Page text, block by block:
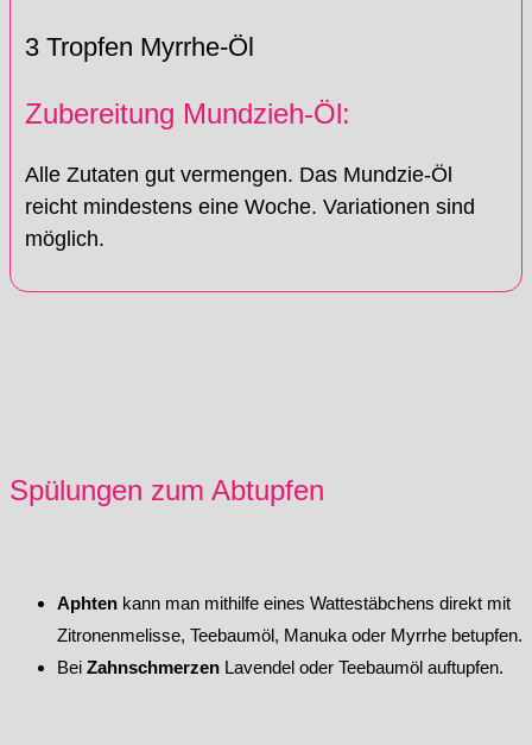
3 Tropfen Myrrhe-Öl
Zubereitung Mundzieh-Öl:
Alle Zutaten gut vermengen. Das Mundzie-Öl
reicht mindestens eine Woche. Variationen sind
möglich.
Spülungen zum Abtupfen
Aphten kann man mithilfe eines Wattestäbchens direkt mit
Zitronenmelisse, Teebaumöl, Manuka oder Myrrhe betupfen.
Bei Zahnschmerzen Lavendel oder Teebaumöl auftupfen.